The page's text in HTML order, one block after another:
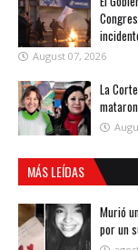
August 07, 2026
La
MÁS LEÍDAS
Murió
por un